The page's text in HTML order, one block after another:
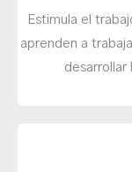
Estimula el
aprenden a
desarrollar